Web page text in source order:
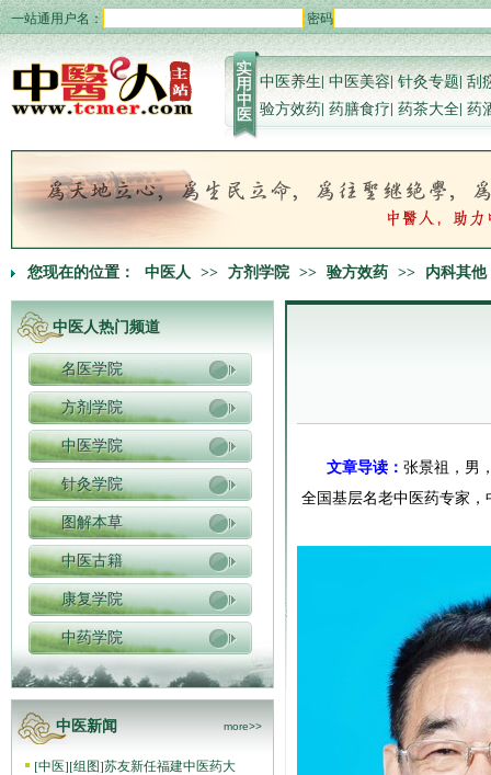
一站通用户名： 密码
中医养生|中医美容|针灸专题|刮
验方效药| 药膳食疗| 药茶大全| 药
您现在的位置： 中医人 >> 方剂学院 >> 验方效药 >> 内科其他
中医人热门频道
名医学院
方剂学院
中医学院
针灸学院
图解本草
中医古籍
康复学院
中药学院
中医新闻 more>>
[中医][组图]苏友新任福建中医药大
文章导读： 张景祖，男
全国基层名老中医药专家